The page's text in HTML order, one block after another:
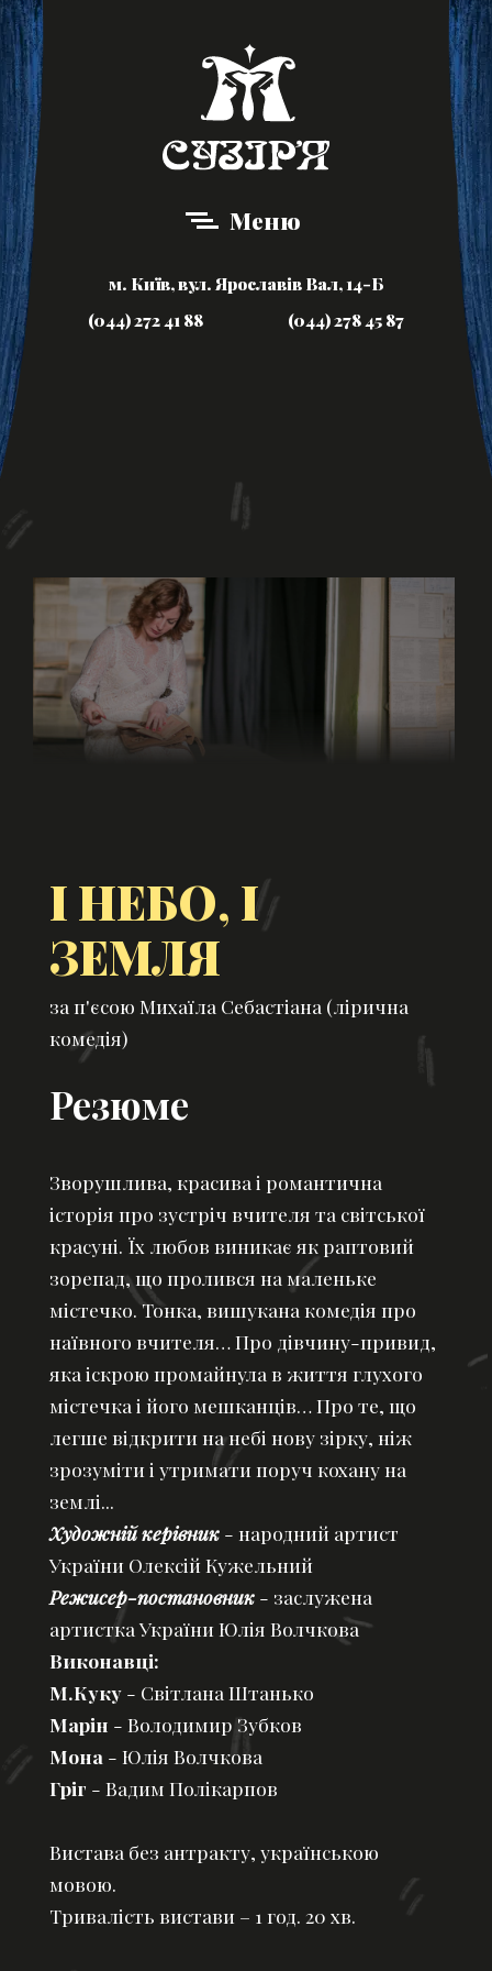
Меню
м. Київ, вул. Ярославів Вал, 14-Б
(044) 272 41 88
(044) 278 45 87
І НЕБО, І
ЗЕМЛЯ
за п'єсою Михаїла Себастіана (лірична
комедія)
Резюме
Зворушлива, красива і романтична
історія про зустріч вчителя та світської
красуні. Їх любов виникає як раптовий
зорепад, що пролився на маленьке
містечко. Тонка, вишукана комедія про
наївного вчителя… Про дівчину-привид,
яка іскрою промайнула в життя глухого
містечка і його мешканців… Про те, що
легше відкрити на небі нову зірку, ніж
зрозуміти і утримати поруч кохану на
землі...
Художній керівник - народний артист
України Олексій Кужельний
Режисер-постановник - заслужена
артистка України Юлія Волчкова
Виконавці:
М.Куку - Світлана Штанько
Марін - Володимир Зубков
Мона - Юлія Волчкова
Гріг - Вадим Полікарпов
Вистава без антракту, українською
мовою.
Тривалість вистави – 1 год. 20 хв.